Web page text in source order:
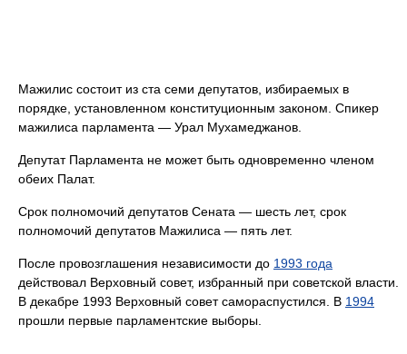
Мажилис состоит из ста семи депутатов, избираемых в
порядке, установленном конституционным законом. Спикер
мажилиса парламента — Урал Мухамеджанов.
Депутат Парламента не может быть одновременно членом
обеих Палат.
Срок полномочий депутатов Сената — шесть лет, срок
полномочий депутатов Мажилиса — пять лет.
После провозглашения независимости до 1993 года
действовал Верховный совет, избранный при советской власти.
В декабре 1993 Верховный совет самораспустился. В 1994
прошли первые парламентские выборы.